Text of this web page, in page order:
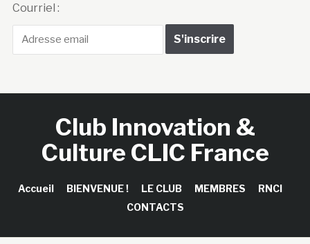
Courriel :
Club Innovation &
Culture CLIC France
Accueil BIENVENUE ! LE CLUB MEMBRES
RNCI
CONTACTS